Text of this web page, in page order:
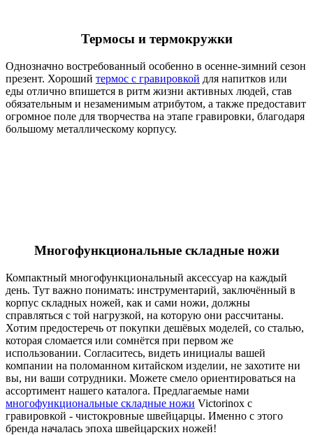
Термосы и термокружки
Однозначно востребованный особенно в осенне-зимний сезон
презент. Хороший термос с гравировкой для напитков или
еды отлично впишется в ритм жизни активных людей, став
обязательным и незаменимым атрибутом, а также предоставит
огромное поле для творчества на этапе гравировки, благодаря
большому металлическому корпусу.
Многофункциональные складные ножи
Компактный многофункциональный аксессуар на каждый
день. Тут важно понимать: инструментарий, заключённый в
корпус складных ножей, как и сами ножи, должны
справляться с той нагрузкой, на которую они рассчитаны.
Хотим предостеречь от покупки дешёвых моделей, со сталью,
которая сломается или сомнётся при первом же
использовании. Согласитесь, видеть инициалы вашей
компании на поломанном китайском изделии, не захотите ни
вы, ни ваши сотрудники. Можете смело ориентироваться на
ассортимент нашего каталога. Предлагаемые нами
многофункциональные складные ножи Victorinox с
гравировкой - чистокровные швейцарцы. Именно с этого
бренда началась эпоха швейцарских ножей!